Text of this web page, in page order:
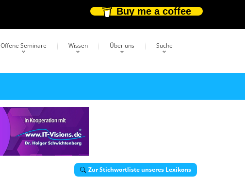
Buy me a coffee
Offene Seminare Wissen Über uns Suche
Zur Stichwortliste unseres Lexikons